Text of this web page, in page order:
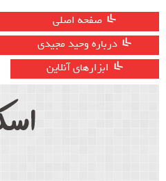
صفحه اصلی
درباره وحید مجیدی
ابزارهای آنلاین